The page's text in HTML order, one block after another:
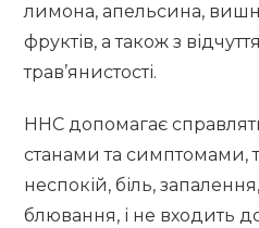
лимона, апельсина,
фруктів, а також з
трав’янистості.
HHC допомагає
станами та симптомами,
неспокій, біль,
блювання, і не входить